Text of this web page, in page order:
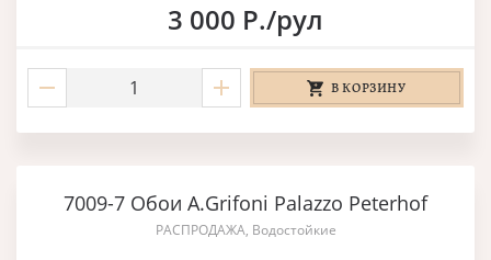
3 000 Р./рул
В КОРЗИНУ
7009-7 Обои A.Grifoni Palazzo Peterhof
РАСПРОДАЖА, Водостойкие